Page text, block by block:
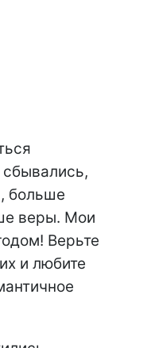
больше
веры. Мои
Верьте
и любите